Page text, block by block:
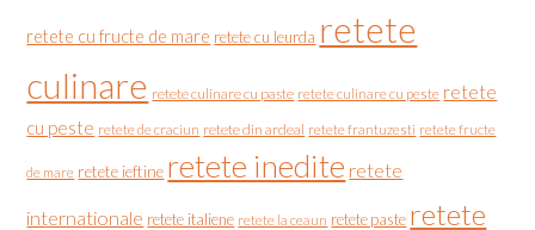
retete cu fructe de mare retete cu leurda retete
culinare retete culinare cu paste retete culinare cu peste retete
cu peste retete de craciun retete din ardeal retete frantuzesti retete fructe
de mare retete ieftine retete inedite retete
internationale retete italiene retete la ceaun retete paste retete